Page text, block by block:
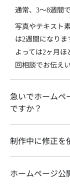
通常、 3〜8週間
写真やテキスト
は2週間になりま
よっては2ヶ月ほ
回相談でお伝え
急いでホームペ
ですか？
制作中に修正を
ホームページ公